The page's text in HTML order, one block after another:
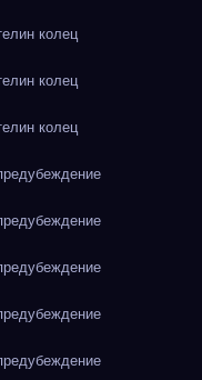
колец
колец
колец